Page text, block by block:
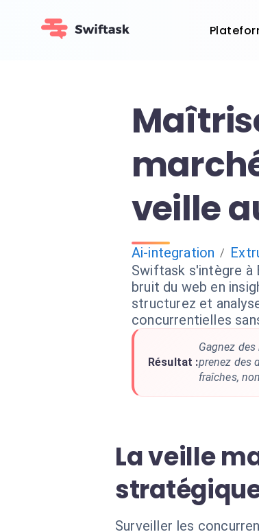
veille
Ai-integration /
Swiftask s'intègre
bruit du web en
structurez et
concurrentielles
Résultat :
Gagnez
prenez des
fraîches,
La veille
Surveiller les